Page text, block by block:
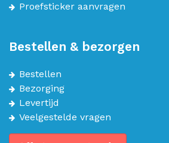
Proefsticker aanvragen
Bestellen & bezorgen
Bestellen
Bezorging
Levertijd
Veelgestelde vragen